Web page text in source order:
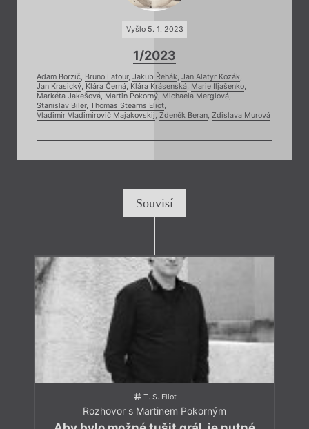
Vyšlo 5. 1. 2023
1/2023
Adam Borzič, Bruno Latour, Jakub Řehák, Jan Alatyr Kozák,
Jan Krasický, Klára Černá, Klára Krásenská, Marie Iljašenko,
Markéta Jakešová, Martin Pokorný, Michaela Merglová,
Stanislav Biler, Thomas Stearns Eliot,
Vladimir Vladimirovič Majakovskij, Zdeněk Beran, Zdislava Murová
Souvisí
T. S. Eliot
Rozhovor s Martinem Pokorným